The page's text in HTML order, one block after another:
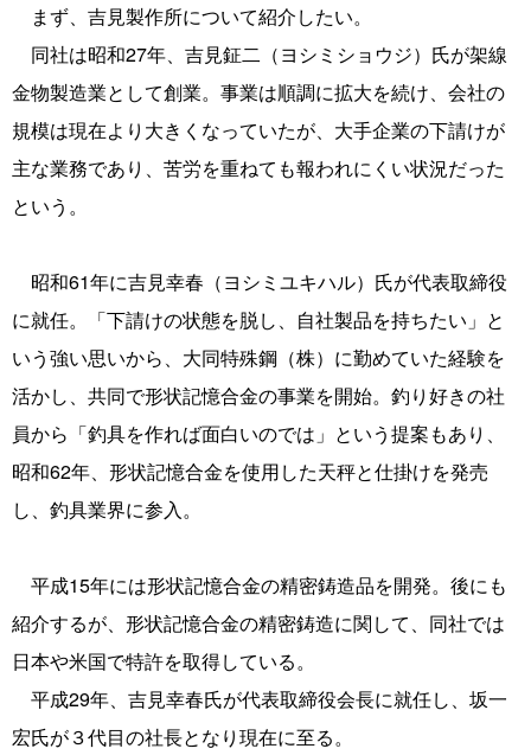
まず、吉見製作所について紹介したい。
同社は昭和27年、吉見鉦二（ヨシミショウジ）氏が架線
金物製造業として創業。事業は順調に拡大を続け、会社の
規模は現在より大きくなっていたが、大手企業の下請けが
主な業務であり、苦労を重ねても報われにくい状況だった
という。
昭和61年に吉見幸春（ヨシミユキハル）氏が代表取締役
に就任。「下請けの状態を脱し、自社製品を持ちたい」と
いう強い思いから、大同特殊鋼（株）に勤めていた経験を
活かし、共同で形状記憶合金の事業を開始。釣り好きの社
員から「釣具を作れば面白いのでは」という提案もあり、
昭和62年、形状記憶合金を使用した天秤と仕掛けを発売
し、釣具業界に参入。
平成15年には形状記憶合金の精密鋳造品を開発。後にも
紹介するが、形状記憶合金の精密鋳造に関して、同社では
日本や米国で特許を取得している。
平成29年、吉見幸春氏が代表取締役会長に就任し、坂一
宏氏が３代目の社長となり現在に至る。